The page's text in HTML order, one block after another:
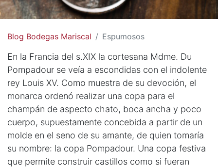
Blog Bodegas Mariscal Espumosos
En la Francia del s.XIX la cortesana Mdme. Du
Pompadour se veía a escondidas con el indolente
rey Louis XV. Como muestra de su devoción, el
monarca ordenó realizar una copa para el
champán de aspecto chato, boca ancha y poco
cuerpo, supuestamente concebida a partir de un
molde en el seno de su amante, de quien tomaría
su nombre: la copa Pompadour. Una copa festiva
que permite construir castillos como si fueran